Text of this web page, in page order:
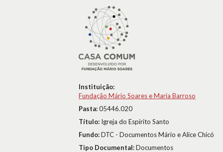
Instituição:
Fundação Mário Soares e Maria Barroso
Pasta:05446.020
Título: Igreja do Espírito Santo
Fundo:DTC - Documentos Mário e Alice Chicó
Tipo Documental:Documentos